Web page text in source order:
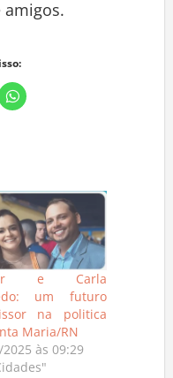
amigos.
e Carla
um futuro
na politica
Maria/RN
às 09:29